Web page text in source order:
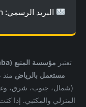
البريد الرسمي:
تعتبر مؤسسة المنبع (Al-Manba)
مستعمل بالرياض
(شمال، جنوب، شرق،
المنزلي والمكتبي. إذا